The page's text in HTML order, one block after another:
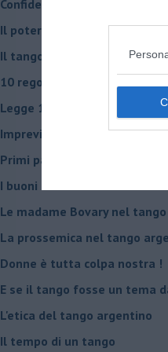
Confidenze tanghere
Il potere delle tangueras
Il tango genera emozioni
10 regole tanguere che
Legge 104: agevolazione
Imprevisti di vita milonghera
Primi passi
I buoni maestri
Le madame Bovary nel
La prossemica nel tango
Donne è tutta colpa nostra !
E se il tango fosse un tema
L'etica del tango argentino
Il tempo di un tango